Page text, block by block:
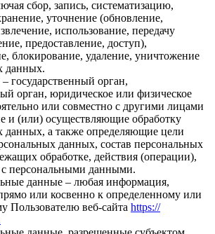
сбор, запись, систематизацию,
уточнение (обновление,
использование, передачу
предоставление, доступ),
блокирование, удаление, уничтожение
данных.
государственный орган,
орган, юридическое или физическое
или совместно с другими лицами
и (или) осуществляющие обработку
данных, а также определяющие цели
данных, состав персональных
обработке, действия (операции),
персональными данными.
данные – любая информация,
или косвенно к определенному или
Пользователю веб-сайта https://